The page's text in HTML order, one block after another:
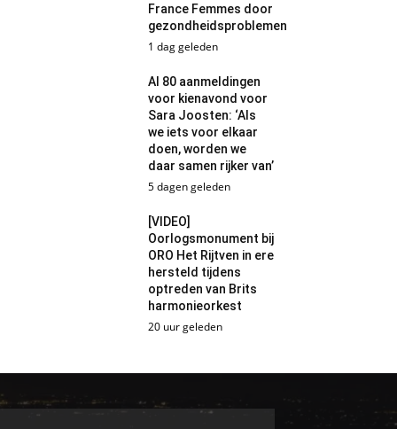
France Femmes door
gezondheidsproblemen
1 dag geleden
Al 80 aanmeldingen
voor kienavond voor
Sara Joosten: ‘Als
we iets voor elkaar
doen, worden we
daar samen rijker van’
5 dagen geleden
[VIDEO]
Oorlogsmonument bij
ORO Het Rijtven in ere
hersteld tijdens
optreden van Brits
harmonieorkest
20 uur geleden